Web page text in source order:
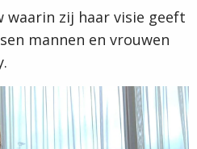
waarin zij haar visie geeft
mannen en vrouwen